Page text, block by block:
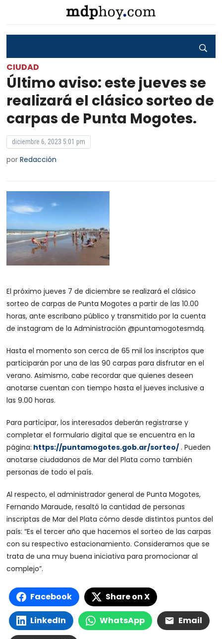
CIUDAD
Último aviso: este jueves se
realizará el clásico sorteo de
carpas de Punta Mogotes.
diciembre 6, 2023 5:01 pm
porRedacción
El próximo jueves 7 de diciembre se realizará el clásico
sorteo de carpas de Punta Mogotes a partir de las 10.00
horas, ante escribano público y transmitido por la cuenta
de instagram de la Administración @puntamogotesmdq.
Hasta el momento son cerca de 65 mil los inscriptos que
participarán por una de las 90 carpas para disfrutar en el
verano. Asimismo, cabe recordar que quienes deseen
anotarse cuentan con tiempo hasta el jueves inclusive a
las 9.00 horas.
Para participar, los interesados deberán registrarse y
completar el formulario digital que se encuentra en la
página: https://puntamogotes.gob.ar/sorteo/ . Pueden
anotarse ciudadanos de Mar del Plata como también
personas de todo el país.
Al respecto, el administrador general de Punta Mogotes,
Fernando Maraude, resaltó la cantidad de personas
inscriptas de Mar del Plata cómo desde distintos puntos del
país: “Es el tercer año que hacemos el sorteo de las carpas
con su respectivo estacionamiento. Consideramos que se
trata de una muy buena iniciativa para promocionar al
complejo”.
Facebook Share on X
LinkedIn WhatsApp Email